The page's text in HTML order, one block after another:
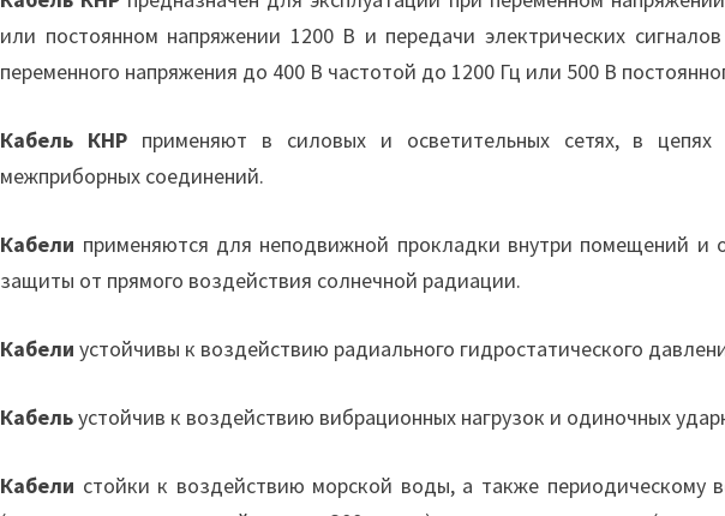
или постоянном напряжении 1200 В и передачи электрических
переменного напряжения до 400 В частотой до 1200 Гц или 500 В
Кабель КНР применяют в силовых и осветительных сетях, в цепях
межприборных соединений.
Кабели применяются для неподвижной прокладки внутри помещений и
защиты от прямого воздействия солнечной радиации.
Кабели устойчивы к воздействию радиального гидростатического
Кабельустойчив к воздействию вибрационных нагрузок и одиночных
Кабели стойки к воздействию морской воды, а также периодическому